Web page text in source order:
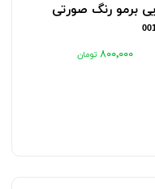
برمو رنگ صورتی
۸۰۰٬۰۰۰